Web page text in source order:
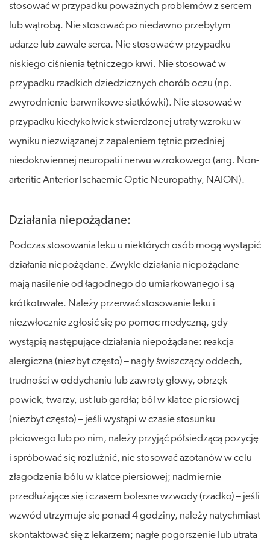
stosować w przypadku poważnych problemów z sercem
lub wątrobą. Nie stosować po niedawno przebytym
udarze lub zawale serca. Nie stosować w przypadku
niskiego ciśnienia tętniczego krwi. Nie stosować w
przypadku rzadkich dziedzicznych chorób oczu (np.
zwyrodnienie barwnikowe siatkówki). Nie stosować w
przypadku kiedykolwiek stwierdzonej utraty wzroku w
wyniku niezwiązanej z zapaleniem tętnic przedniej
niedokrwiennej neuropatii nerwu wzrokowego (ang. Non-
arteritic Anterior Ischaemic Optic Neuropathy, NAION).
Działania niepożądane:
Podczas stosowania leku u niektórych osób mogą wystąpić
działania niepożądane. Zwykle działania niepożądane
mają nasilenie od łagodnego do umiarkowanego i są
krótkotrwałe. Należy przerwać stosowanie leku i
niezwłocznie zgłosić się po pomoc medyczną, gdy
wystąpią następujące działania niepożądane: reakcja
alergiczna (niezbyt często) – nagły świszczący oddech,
trudności w oddychaniu lub zawroty głowy, obrzęk
powiek, twarzy, ust lub gardła; ból w klatce piersiowej
(niezbyt często) – jeśli wystąpi w czasie stosunku
płciowego lub po nim, należy przyjąć półsiedzącą pozycję
i spróbować się rozluźnić, nie stosować azotanów w celu
złagodzenia bólu w klatce piersiowej; nadmiernie
przedłużające się i czasem bolesne wzwody (rzadko) – jeśli
wzwód utrzymuje się ponad 4 godziny, należy natychmiast
skontaktować się z lekarzem; nagłe pogorszenie lub utrata